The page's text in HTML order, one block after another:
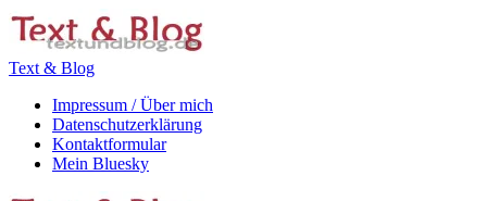
Zum
Inhalt
Text & Blog
Impressum / Über mich
Datenschutzerklärung
Kontaktformular
Mein Bluesky